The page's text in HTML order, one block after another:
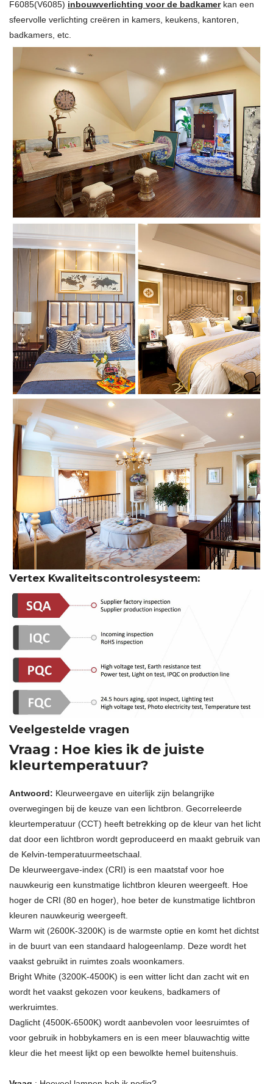
F6085(V6085) inbouwverlichting voor de badkamerkan een
sfeervolle verlichting creëren in kamers, keukens, kantoren,
badkamers, etc.
Vertex Kwaliteitscontrolesysteem:
Veelgestelde vragen
Vraag : Hoe kies ik de juiste
kleurtemperatuur?
Antwoord: Kleurweergave en uiterlijk zijn belangrijke
overwegingen bij de keuze van een lichtbron. Gecorreleerde
kleurtemperatuur (CCT) heeft betrekking op de kleur van het licht
dat door een lichtbron wordt geproduceerd en maakt gebruik van
de Kelvin-temperatuurmeetschaal.
De kleurweergave-index (CRI) is een maatstaf voor hoe
nauwkeurig een kunstmatige lichtbron kleuren weergeeft. Hoe
hoger de CRI (80 en hoger), hoe beter de kunstmatige lichtbron
kleuren nauwkeurig weergeeft.
Warm wit (2600K-3200K) is de warmste optie en komt het dichtst
in de buurt van een standaard halogeenlamp. Deze wordt het
vaakst gebruikt in ruimtes zoals woonkamers.
Bright White (3200K-4500K) is een witter licht dan zacht wit en
wordt het vaakst gekozen voor keukens, badkamers of
werkruimtes.
Daglicht (4500K-6500K) wordt aanbevolen voor leesruimtes of
voor gebruik in hobbykamers en is een meer blauwachtig witte
kleur die het meest lijkt op een bewolkte hemel buitenshuis.